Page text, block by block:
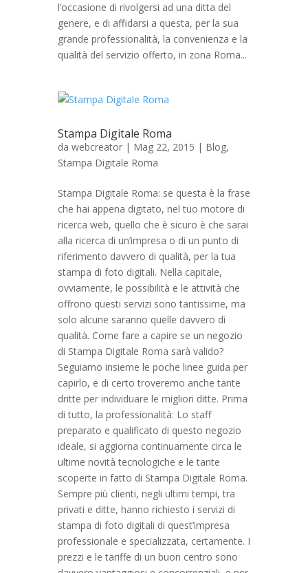
l’occasione di rivolgersi ad una ditta del
genere, e di affidarsi a questa, per la sua
grande professionalità, la convenienza e la
qualità del servizio offerto, in zona Roma...
Stampa Digitale Roma
da webcreator | Mag 22, 2015 | Blog,
Stampa Digitale Roma
Stampa Digitale Roma: se questa è la frase
che hai appena digitato, nel tuo motore di
ricerca web, quello che è sicuro è che sarai
alla ricerca di un’impresa o di un punto di
riferimento davvero di qualità, per la tua
stampa di foto digitali. Nella capitale,
ovviamente, le possibilità e le attività che
offrono questi servizi sono tantissime, ma
solo alcune saranno quelle davvero di
qualità. Come fare a capire se un negozio
di Stampa Digitale Roma sarà valido?
Seguiamo insieme le poche linee guida per
capirlo, e di certo troveremo anche tante
dritte per individuare le migliori ditte. Prima
di tutto, la professionalità: Lo staff
preparato e qualificato di questo negozio
ideale, si aggiorna continuamente circa le
ultime novità tecnologiche e le tante
scoperte in fatto di Stampa Digitale Roma.
Sempre più clienti, negli ultimi tempi, tra
privati e ditte, hanno richiesto i servizi di
stampa di foto digitali di quest’impresa
professionale e specializzata, certamente. I
prezzi e le tariffe di un buon centro sono